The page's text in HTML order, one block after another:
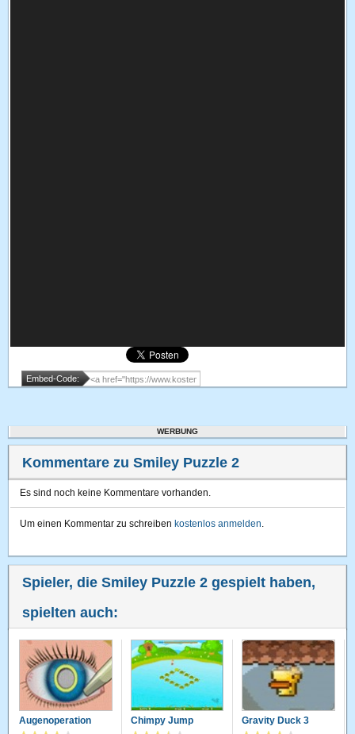
Embed-Code:
WERBUNG
Kommentare zu Smiley Puzzle 2
Es sind noch keine Kommentare vorhanden.
Um einen Kommentar zu schreiben kostenlos anmelden.
Spieler, die Smiley Puzzle 2 gespielt haben,
spielten auch:
Augenoperation Chimpy Jump Gravity Duck 3